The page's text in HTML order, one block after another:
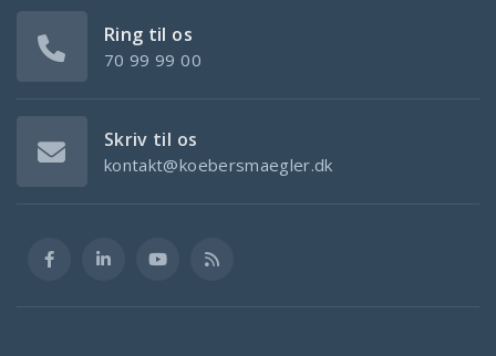
Ring til os
70 99 99 00
Skriv til os
kontakt@koebersmaegler.dk